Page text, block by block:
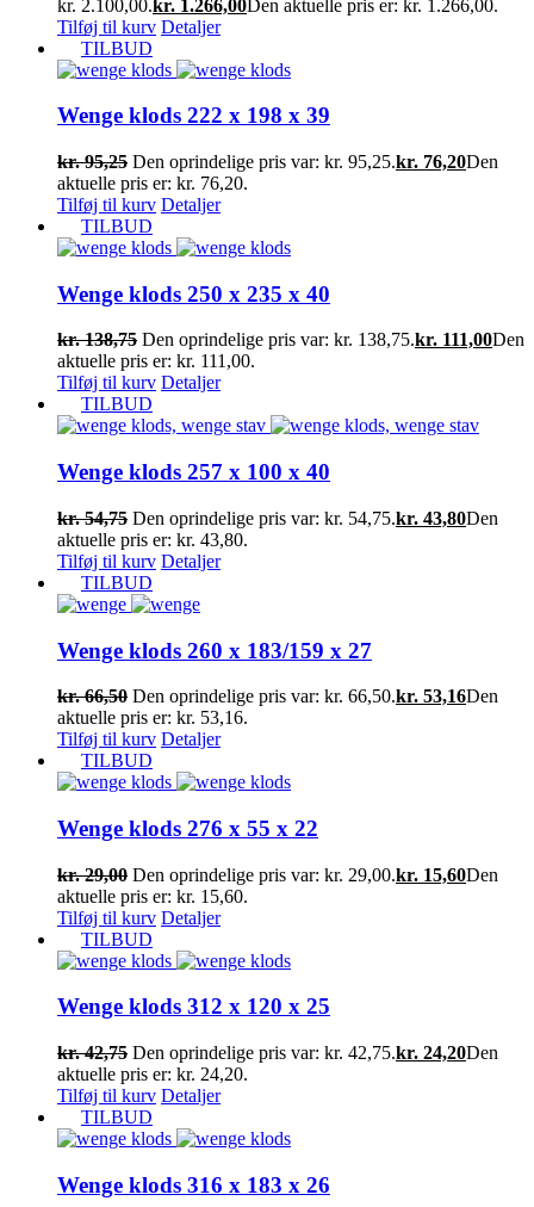
kr. 2.100,00. kr. 1.266,00 Den aktuelle pris er: kr. 1.266,00.
Tilføj til kurv Detaljer
TILBUD
Wenge klods 222 x 198 x 39
kr.95,25 Den oprindelige pris var: kr. 95,25.kr. 76,20Den
aktuelle pris er: kr. 76,20.
Tilføj til kurv Detaljer
TILBUD
Wenge klods 250 x 235 x 40
kr.138,75 Den oprindelige pris var: kr. 138,75.kr. 111,00Den
aktuelle pris er: kr. 111,00.
Tilføj til kurv Detaljer
TILBUD
Wenge klods 257 x 100 x 40
kr.54,75 Den oprindelige pris var: kr. 54,75.kr. 43,80Den
aktuelle pris er: kr. 43,80.
Tilføj til kurv Detaljer
TILBUD
Wenge klods 260 x 183/159 x 27
kr.66,50 Den oprindelige pris var: kr. 66,50.kr. 53,16Den
aktuelle pris er: kr. 53,16.
Tilføj til kurv Detaljer
TILBUD
Wenge klods 276 x 55 x 22
kr.29,00 Den oprindelige pris var: kr. 29,00.kr. 15,60Den
aktuelle pris er: kr. 15,60.
Tilføj til kurv Detaljer
TILBUD
Wenge klods 312 x 120 x 25
kr.42,75 Den oprindelige pris var: kr. 42,75.kr. 24,20Den
aktuelle pris er: kr. 24,20.
Tilføj til kurv Detaljer
TILBUD
Wenge klods 316 x 183 x 26